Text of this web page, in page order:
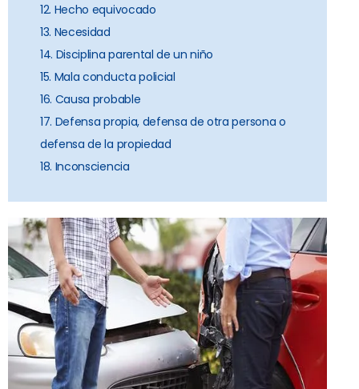
12. Hecho equivocado
13. Necesidad
14. Disciplina parental de un niño
15. Mala conducta policial
16. Causa probable
17. Defensa propia, defensa de otra persona o
defensa de la propiedad
18. Inconsciencia